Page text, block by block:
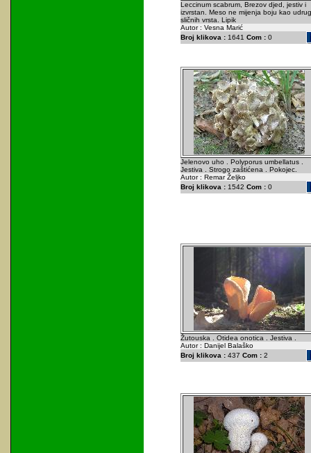
Leccinum scabrum, Brezov djed, jestiv i
izvrstan. Meso ne mijenja boju kao
sličnih vrsta. Lipik
Autor : Vesna Marić
Broj klikova :1641 Com :0
Jelenovo uho . Polyporus umbellatus .
Jestiva . Strogo zaštićena . Pokojec.
Autor : Remar Željko
Broj klikova :1542 Com :0
Žutouska . Otidea onotica . Jestiva .
Autor : Danijel Balaško
Broj klikova :437 Com :2